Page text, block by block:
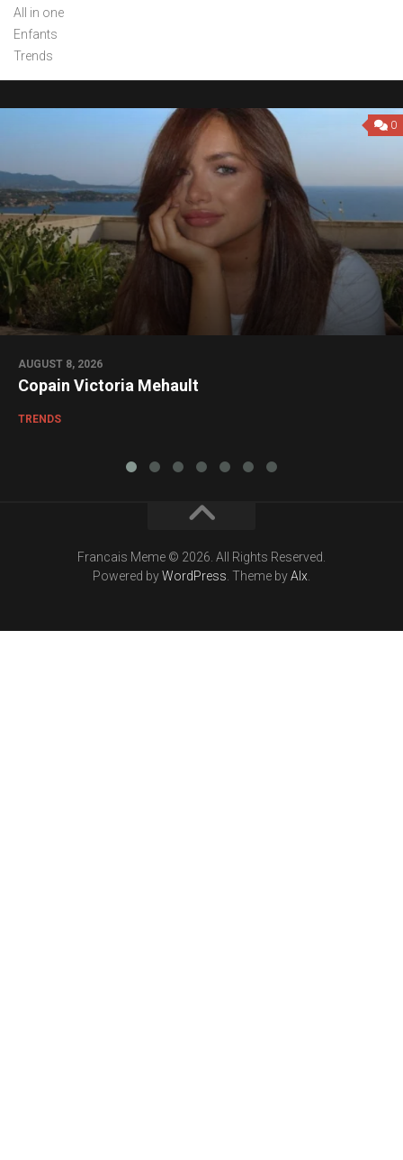
All in one
Enfants
Trends
0
AUGUST 8, 2026
Copain Victoria Mehault
TRENDS
Francais Meme © 2026. All Rights Reserved.
Powered byWordPress. Theme byAlx.